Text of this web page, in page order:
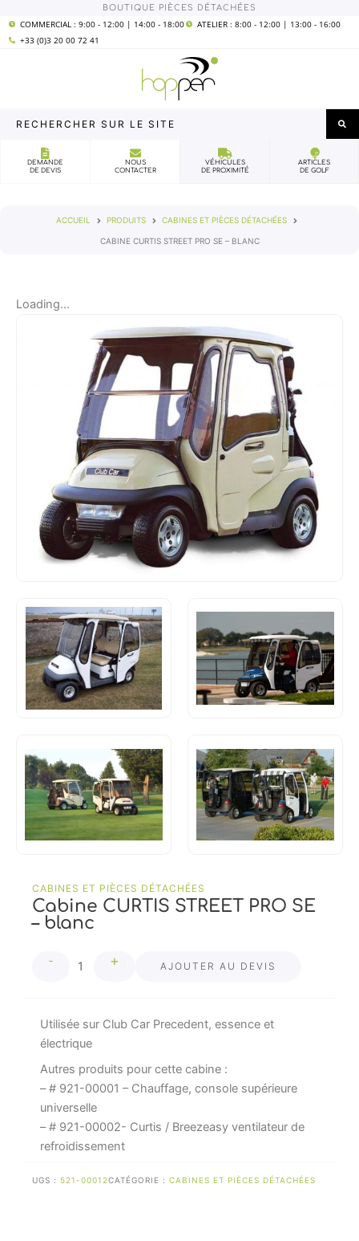
au
contenu
BOUTIQUE PIÈCES DÉTACHÉES
COMMERCIAL : 9:00 - 12:00 | 14:00 - 18:00
ATELIER : 8:00 - 12:00 | 13:00 - 16:00
+33 (0)3 20 00 72 41
Rechercher
DEMANDE
DE DEVIS
NOUS
CONTACTER
VÉHICULES
DE PROXIMITÉ
ARTICLES
DE GOLF
ACCUEIL PRODUITS CABINES ET PIÈCES DÉTACHÉES
CABINE CURTIS STREET PRO SE – BLANC
Loading...
CABINES ET PIÈCES DÉTACHÉES
Cabine CURTIS STREET PRO SE
– blanc
-
STREET
PRO
+ AJOUTER AU DEVIS
Utilisée sur Club Car Precedent, essence et
électrique
Autres produits pour cette cabine :
– # 921-00001 – Chauffage, console supérieure
universelle
– # 921-00002- Curtis / Breezeasy ventilateur de
refroidissement
UGS : 521-00012CATÉGORIE : CABINES ET PIÈCES DÉTACHÉES